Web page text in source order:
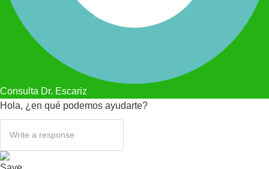
Consulta Dr. Escariz
Hola, ¿en qué podemos ayudarte?